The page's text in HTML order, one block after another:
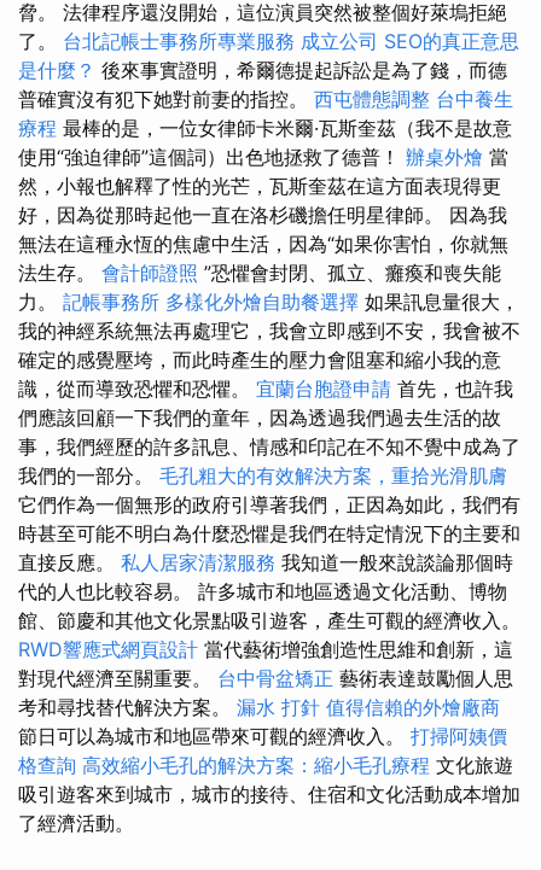
脅。 法律程序還沒開始，這位演員突然被整個好萊塢拒絕
了。 台北記帳士事務所專業服務 成立公司 SEO的真正意思
是什麼？ 後來事實證明，希爾德提起訴訟是為了錢，而德
普確實沒有犯下她對前妻的指控。 西屯體態調整 台中養生
療程 最棒的是，一位女律師卡米爾·瓦斯奎茲（我不是故意
使用“強迫律師”這個詞）出色地拯救了德普！ 辦桌外燴 當
然，小報也解釋了性的光芒，瓦斯奎茲在這方面表現得更
好，因為從那時起他一直在洛杉磯擔任明星律師。 因為我
無法在這種永恆的焦慮中生活，因為“如果你害怕，你就無
法生存。 會計師證照 ”恐懼會封閉、孤立、癱瘓和喪失能
力。 記帳事務所 多樣化外燴自助餐選擇 如果訊息量很大，
我的神經系統無法再處理它，我會立即感到不安，我會被不
確定的感覺壓垮，而此時產生的壓力會阻塞和縮小我的意
識，從而導致恐懼和恐懼。 宜蘭台胞證申請 首先，也許我
們應該回顧一下我們的童年，因為透過我們過去生活的故
事，我們經歷的許多訊息、情感和印記在不知不覺中成為了
我們的一部分。 毛孔粗大的有效解決方案，重拾光滑肌膚
它們作為一個無形的政府引導著我們，正因為如此，我們有
時甚至可能不明白為什麼恐懼是我們在特定情況下的主要和
直接反應。 私人居家清潔服務 我知道一般來說談論那個時
代的人也比較容易。 許多城市和地區透過文化活動、博物
館、節慶和其他文化景點吸引遊客，產生可觀的經濟收入。
RWD響應式網頁設計 當代藝術增強創造性思維和創新，這
對現代經濟至關重要。 台中骨盆矯正 藝術表達鼓勵個人思
考和尋找替代解決方案。 漏水 打針 值得信賴的外燴廠商
節日可以為城市和地區帶來可觀的經濟收入。 打掃阿姨價
格查詢 高效縮小毛孔的解決方案：縮小毛孔療程 文化旅遊
吸引遊客來到城市，城市的接待、住宿和文化活動成本增加
了經濟活動。